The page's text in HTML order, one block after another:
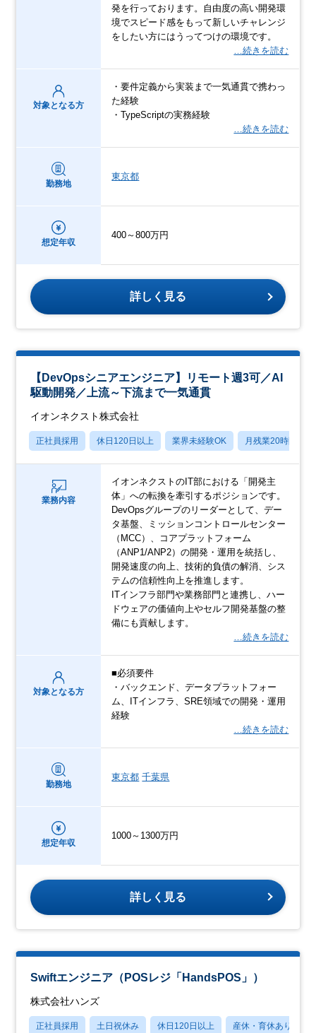
発を行っております。自由度の高い開発環
境でスピード感をもって新しいチャレンジ
をしたい方にはうってつけの環境です。
…続きを読む
対象となる方
・要件定義から実装まで一気通貫で携わっ
た経験
・TypeScriptの実務経験
…続きを読む
勤務地
東京都
想定年収
400～800万円
詳しく見る
【DevOpsシニアエンジニア】リモート週3可／AI
駆動開発／上流～下流まで一気通貫
イオンネクスト株式会社
正社員採用 休日120日以上 業界未経験OK 月残業20時間以内
業務内容
イオンネクストのIT部における「開発主
体」への転換を牽引するポジションです。
DevOpsグループのリーダーとして、デー
タ基盤、ミッションコントロールセンター
（MCC）、コアプラットフォーム
（ANP1/ANP2）の開発・運用を統括し、
開発速度の向上、技術的負債の解消、シス
テムの信頼性向上を推進します。
ITインフラ部門や業務部門と連携し、ハー
ドウェアの価値向上やセルフ開発基盤の整
備にも貢献します。
…続きを読む
対象となる方
■必須要件
・バックエンド、データプラットフォー
ム、ITインフラ、SRE領域での開発・運用
経験
…続きを読む
勤務地
東京都 千葉県
想定年収
1000～1300万円
詳しく見る
Swiftエンジニア（POSレジ「HandsPOS」）
株式会社ハンズ
正社員採用 土日祝休み 休日120日以上 産休・育休あり